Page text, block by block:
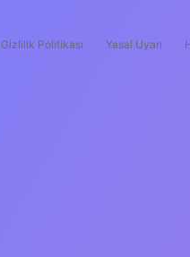
Gizlilik Politikası Yasal Uyarı